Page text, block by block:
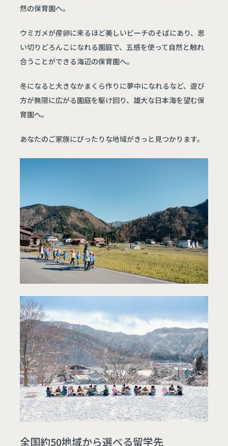
然の保育園へ。
ウミガメが産卵に来るほど美しいビーチのそばにあり、思
い切りどろんこになれる園庭で、五感を使って自然と触れ
合うことができる海辺の保育園へ。
冬になると大きなかまくら作りに夢中になれるなど、遊び
方が無限に広がる園庭を駆け回り、雄大な日本海を望む保
育園へ。
あなたのご家族にぴったりな地域がきっと見つかります。
全国約50地域から選べる留学先